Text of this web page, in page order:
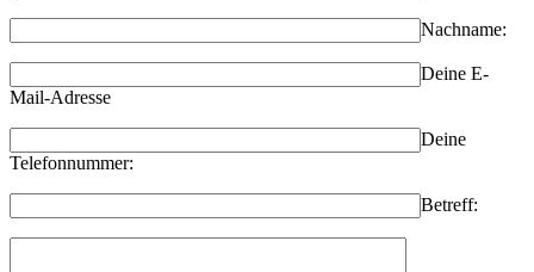
Nachname:
Deine E-
Mail-Adresse
Deine
Telefonnummer:
Betreff: